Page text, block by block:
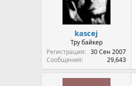
kascej
Тру байкер
Регистрация
30 Сен 2007
Сообщения
29,643